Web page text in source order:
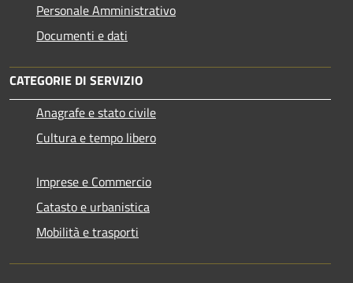
Personale Amministrativo
Documenti e dati
CATEGORIE DI SERVIZIO
Anagrafe e stato civile
Cultura e tempo libero
Imprese e Commercio
Catasto e urbanistica
Mobilità e trasporti